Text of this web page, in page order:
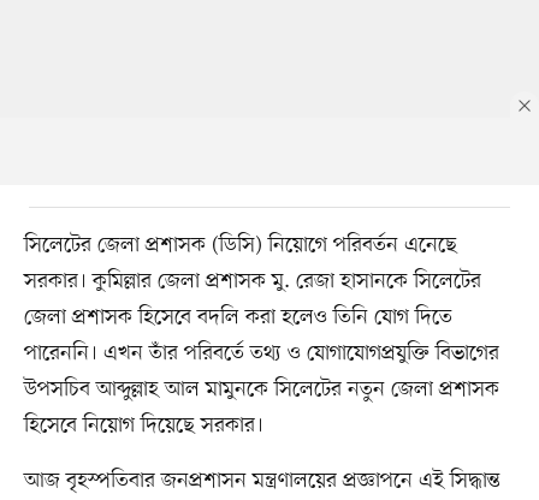
সিলেটের জেলা প্রশাসক (ডিসি) নিয়োগে পরিবর্তন এনেছে
সরকার। কুমিল্লার জেলা প্রশাসক মু. রেজা হাসানকে সিলেটের
জেলা প্রশাসক হিসেবে বদলি করা হলেও তিনি যোগ দিতে
পারেননি। এখন তাঁর পরিবর্তে তথ্য ও যোগাযোগপ্রযুক্তি বিভাগের
উপসচিব আব্দুল্লাহ আল মামুনকে সিলেটের নতুন জেলা প্রশাসক
হিসেবে নিয়োগ দিয়েছে সরকার।
আজ বৃহস্পতিবার জনপ্রশাসন মন্ত্রণালয়ের প্রজ্ঞাপনে এই সিদ্ধান্ত